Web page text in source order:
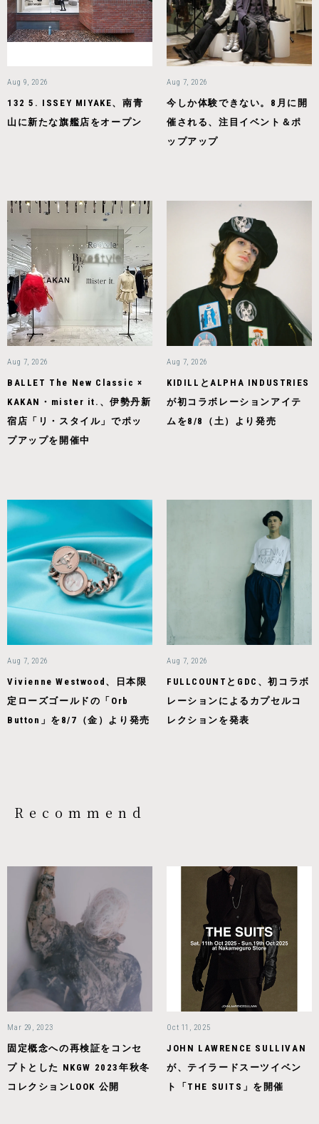
Aug 9, 2026
132 5. ISSEY MIYAKE、南青
山に新たな旗艦店をオープン
Aug 7, 2026
今しか体験できない。8月に開
催される、注目イベント＆ポ
ップアップ
Aug 7, 2026
BALLET The New Classic ×
KAKAN・mister it.、伊勢丹新
宿店「リ・スタイル」でポッ
プアップを開催中
Aug 7, 2026
KIDILLとALPHA INDUSTRIES
が初コラボレーションアイテ
ムを8/8（土）より発売
Aug 7, 2026
Vivienne Westwood、日本限
定ローズゴールドの「Orb
Button」を8/7（金）より発売
Aug 7, 2026
FULLCOUNTとGDC、初コラボ
レーションによるカプセルコ
レクションを発表
Recommend
Mar 29, 2023
固定概念への再検証をコンセ
プトとした NKGW 2023年秋冬
コレクションLOOK 公開
Oct 11, 2025
JOHN LAWRENCE SULLIVAN
が、テイラードスーツイベン
ト「THE SUITS」を開催